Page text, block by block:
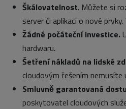
Škálovatelnost. Můžete si
server či aplikaci o nové
Žádné počáteční investice.
hardwaru.
Šetření nákladů na lidské
cloudovým řešením nemusíte
Smluvně garantovaná
poskytovatel cloudových